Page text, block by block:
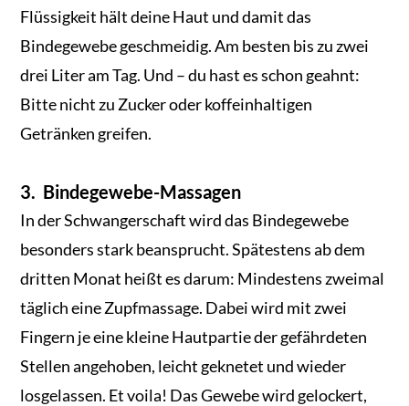
Flüssigkeit hält deine Haut und damit das
Bindegewebe geschmeidig. Am besten bis zu zwei
drei Liter am Tag. Und – du hast es schon geahnt:
Bitte nicht zu Zucker oder koffeinhaltigen
Getränken greifen.
3. Bindegewebe-Massagen
In der Schwangerschaft wird das Bindegewebe
besonders stark beansprucht. Spätestens ab dem
dritten Monat heißt es darum: Mindestens zweimal
täglich eine Zupfmassage. Dabei wird mit zwei
Fingern je eine kleine Hautpartie der gefährdeten
Stellen angehoben, leicht geknetet und wieder
losgelassen. Et voila! Das Gewebe wird gelockert,